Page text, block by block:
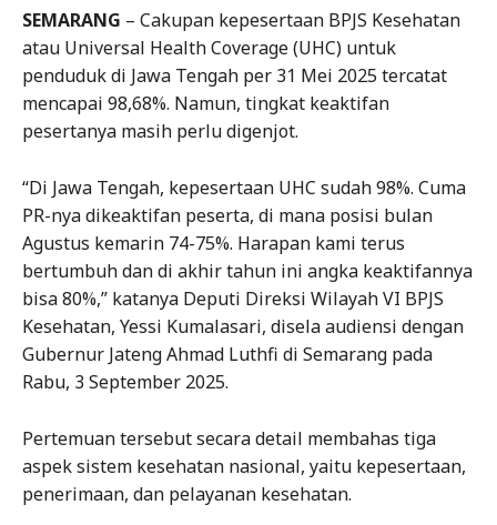
SEMARANG – Cakupan kepesertaan BPJS Kesehatan
atau Universal Health Coverage (UHC) untuk
penduduk di Jawa Tengah per 31 Mei 2025 tercatat
mencapai 98,68%. Namun, tingkat keaktifan
pesertanya masih perlu digenjot.
“Di Jawa Tengah, kepesertaan UHC sudah 98%. Cuma
PR-nya dikeaktifan peserta, di mana posisi bulan
Agustus kemarin 74-75%. Harapan kami terus
bertumbuh dan di akhir tahun ini angka keaktifannya
bisa 80%,” katanya Deputi Direksi Wilayah VI BPJS
Kesehatan, Yessi Kumalasari, disela audiensi dengan
Gubernur Jateng Ahmad Luthfi di Semarang pada
Rabu, 3 September 2025.
Pertemuan tersebut secara detail membahas tiga
aspek sistem kesehatan nasional, yaitu kepesertaan,
penerimaan, dan pelayanan kesehatan.